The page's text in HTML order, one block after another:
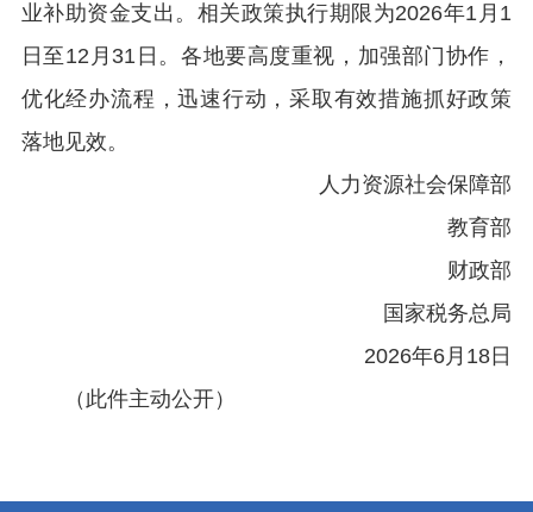
业补助资金支出。相关政策执行期限为2026年1月1
日至12月31日。各地要高度重视，加强部门协作，
优化经办流程，迅速行动，采取有效措施抓好政策
落地见效。
人力资源社会保障部
教育部
财政部
国家税务总局
2026年6月18日
（此件主动公开）